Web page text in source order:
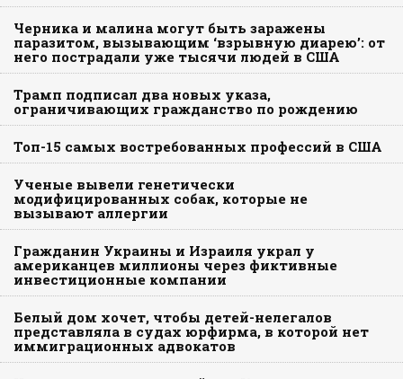
Черника и малина могут быть заражены
паразитом, вызывающим ‘взрывную диарею’: от
него пострадали уже тысячи людей в США
Трамп подписал два новых указа,
ограничивающих гражданство по рождению
Топ-15 самых востребованных профессий в США
Ученые вывели генетически
модифицированных собак, которые не
вызывают аллергии
Гражданин Украины и Израиля украл у
американцев миллионы через фиктивные
инвестиционные компании
Белый дом хочет, чтобы детей-нелегалов
представляла в судах юрфирма, в которой нет
иммиграционных адвокатов